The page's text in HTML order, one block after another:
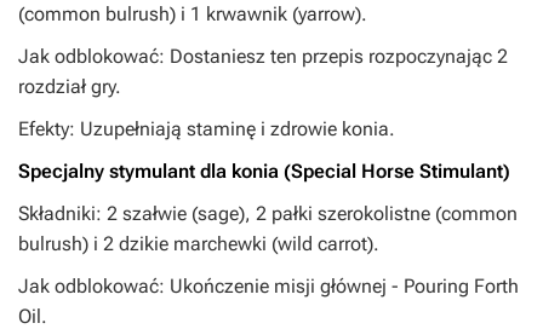
(common bulrush) i 1 krwawnik (yarrow).
Jak odblokować: Dostaniesz ten przepis rozpoczynając 2
rozdział gry.
Efekty: Uzupełniają staminę i zdrowie konia.
Specjalny stymulant dla konia (Special Horse Stimulant)
Składniki: 2 szałwie (sage), 2 pałki szerokolistne (common
bulrush) i 2 dzikie marchewki (wild carrot).
Jak odblokować: Ukończenie misji głównej - Pouring Forth
Oil.